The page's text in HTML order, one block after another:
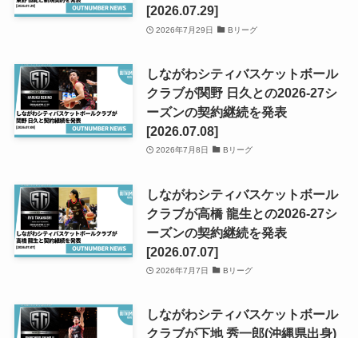
[2026.07.29]
2026年7月29日 Bリーグ
しながわシティバスケットボール
クラブが関野 日久との2026-27シ
ーズンの契約継続を発表
[2026.07.08]
2026年7月8日 Bリーグ
しながわシティバスケットボール
クラブが高橋 龍生との2026-27シ
ーズンの契約継続を発表
[2026.07.07]
2026年7月7日 Bリーグ
しながわシティバスケットボール
クラブが下地 秀一郎(沖縄県出身)